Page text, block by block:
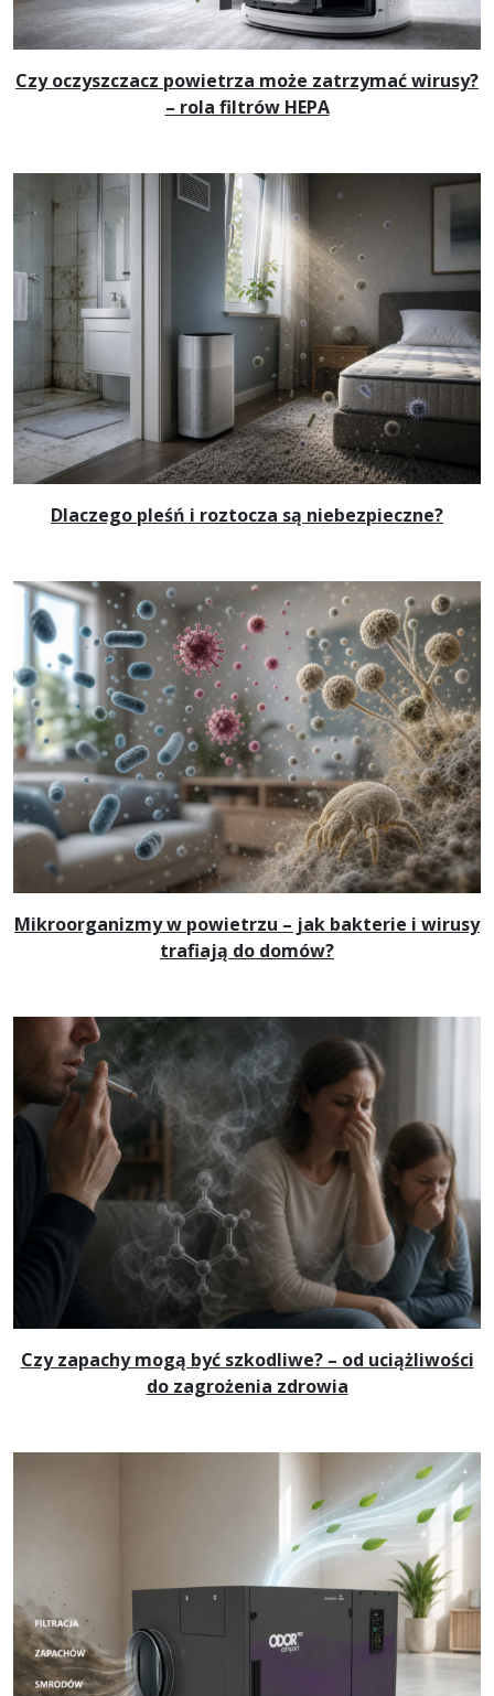
Czy oczyszczacz powietrza może zatrzymać wirusy?
– rola filtrów HEPA
Dlaczego pleśń i roztocza są niebezpieczne?
Mikroorganizmy w powietrzu – jak bakterie i wirusy
trafiają do domów?
Czy zapachy mogą być szkodliwe? – od uciążliwości
do zagrożenia zdrowia